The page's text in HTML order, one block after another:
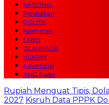
NASIONAL
Pendidikan
POLITIK
Kesehatan
EKBIS
OLAHRAGA
HUKRIM
Advertorial
AMG Radio
Rupiah Menguat Tipis,
2027 Kisruh Data PPPK